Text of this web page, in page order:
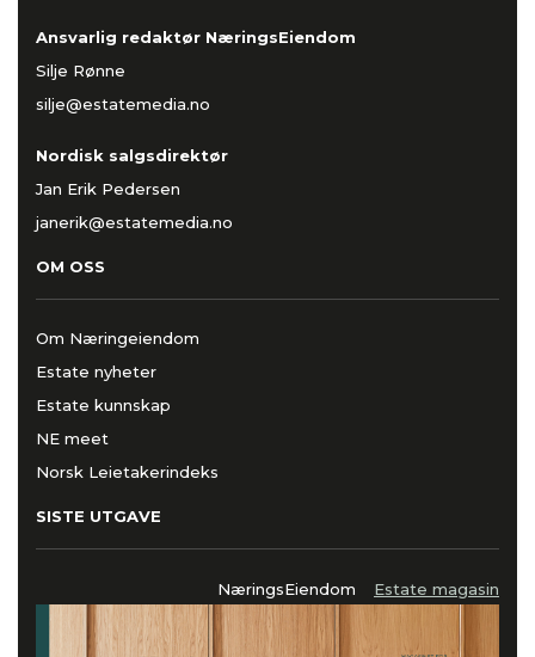
Ansvarlig redaktør NæringsEiendom
Silje Rønne
silje@estatemedia.no
Nordisk salgsdirektør
Jan Erik Pedersen
janerik@estatemedia.no
OM OSS
Om Næringeiendom
Estate nyheter
Estate kunnskap
NE meet
Norsk Leietakerindeks
SISTE UTGAVE
NæringsEiendom Estate magasin